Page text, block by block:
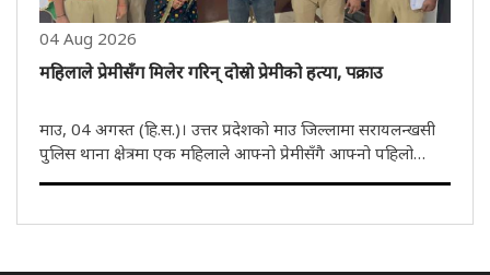
04 Aug 2026
महिलाले प्रेमीसँग मिलेर गरिन् दोस्रो प्रेमीको हत्या, पक्राउ
माउ, 04 अगस्त (हि.स.)। उत्तर प्रदेशको माउ जिल्लामा सरायलन्खसी
पुलिस थाना क्षेत्रमा एक महिलाले आफ्नो प्रेमीसँगै आफ्नो पहिलो